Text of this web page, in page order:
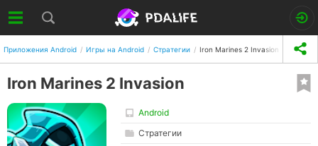
Приложения Android Игры на Android Стратегии Iron Marines 2 Invasion
Iron Marines 2 Invasion
Android
Стратегии